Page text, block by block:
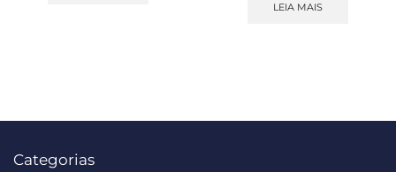
LEIA MAIS
Categorias